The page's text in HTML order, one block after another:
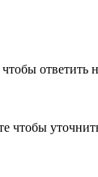
ответить
чтобы